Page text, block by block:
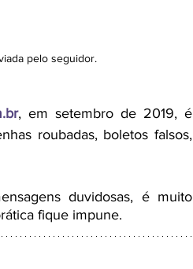
pelo seguidor.
, em setembro de 2019, é
roubadas, boletos falsos,
duvidosas, é muito
fique impune.